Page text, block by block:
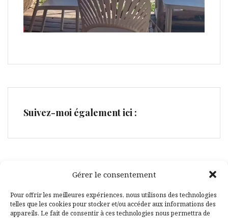
Gérer le consentement
Pour offrir les meilleures expériences, nous utilisons des technologies
telles que les cookies pour stocker et/ou accéder aux informations des
appareils. Le fait de consentir à ces technologies nous permettra de
Suivez-moi également ici :
Facebook
Pinterest